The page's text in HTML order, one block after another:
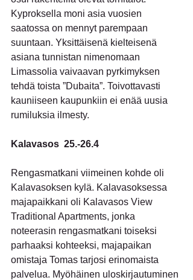
Kyproksella moni asia vuosien
saatossa on mennyt parempaan
suuntaan. Yksittäisenä kielteisenä
asiana tunnistan nimenomaan
Limassolia vaivaavan pyrkimyksen
tehdä toista ”Dubaita”. Toivottavasti
kauniiseen kaupunkiin ei enää uusia
rumiluksia ilmesty.
Kalavasos  25.-26.4
Rengasmatkani viimeinen kohde oli
Kalavasoksen kylä. Kalavasoksessa
majapaikkani oli Kalavasos View
Traditional Apartments, jonka
noteerasin rengasmatkani toiseksi
parhaaksi kohteeksi, majapaikan
omistaja Tomas tarjosi erinomaista
palvelua. Myöhäinen uloskirjautuminen